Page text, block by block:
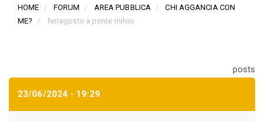
HOME FORUM AREA PUBBLICA
CHI AGGANCIA CON
ME?
ferragosto a ponte milvio
posts
23/06/2024 - 19:29